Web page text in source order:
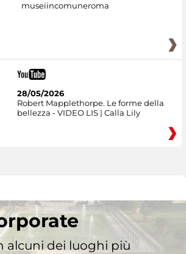
museiincomuneroma
28/05/2026
Robert Mapplethorpe. Le forme della
bellezza - VIDEO LIS | Calla Lily
alcuni dei luoghi più